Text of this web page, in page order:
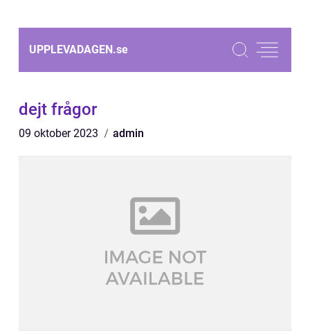
UPPLEVADAGEN.se
dejt frågor
09 oktober 2023 admin